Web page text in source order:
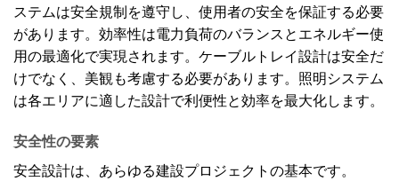
ステムは安全規制を遵守し、使用者の安全を保証する必要
があります。効率性は電力負荷のバランスとエネルギー使
用の最適化で実現されます。ケーブルトレイ設計は安全だ
けでなく、美観も考慮する必要があります。照明システム
は各エリアに適した設計で利便性と効率を最大化します。
安全性の要素
安全設計は、あらゆる建設プロジェクトの基本です。